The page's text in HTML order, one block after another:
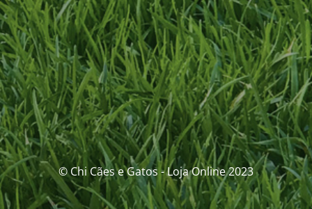
© Chi Cães e Gatos - Loja Online 2023